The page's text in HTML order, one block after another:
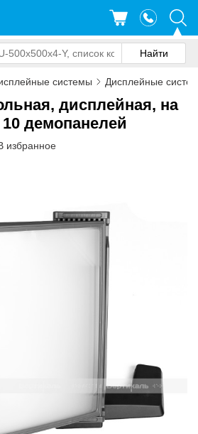
системы Дисплейные
дисплейная, на
демопанелей